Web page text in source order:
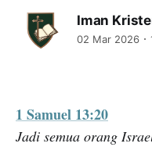
Iman
02 Mar 2026
1 Samuel 13:20
Jadi semua orang